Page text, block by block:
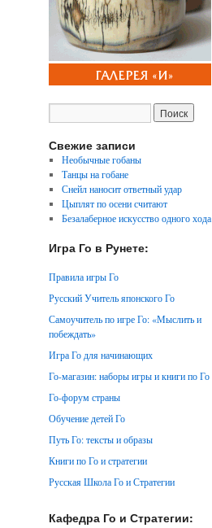
Свежие записи
Необычные гобаны
Танцы на гобане
Снейл наносит ответный удар
Цыплят по осени считают
Безалаберное искусство одного хода
Игра Го в Рунете:
Правила игры Го
Русский Учитель японского Го
Самоучитель по игре Го: «Мыслить и
побеждать»
Игра Го для начинающих
Го-магазин: наборы игры и книги по Го
Го-форум страны
Обучение детей Го
Путь Го: тексты и образы
Книги по Го и стратегии
Русская Школа Го и Стратегии
Кафедра Го и Стратегии: